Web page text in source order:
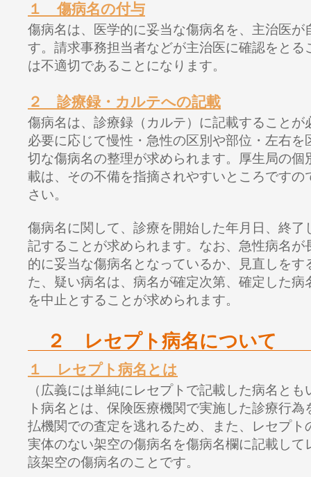
１ 傷病名の付与
傷病名は、医学的に妥当な傷病名を、主治医
す。請求事務担当者などが主治医に確認をと
は不適切であることになります。
２ 診療録・カルテへの記載
傷病名は、診療録（カルテ）に記載すること
必要に応じて慢性・急性の区別や部位・左右
切な傷病名の整理が求められます。厚生局の
載は、その不備を指摘されやすいところです
さい。
傷病名に関して、診療を開始した年月日、終
記することが求められます。なお、急性病名
的に妥当な傷病名となっているか、見直しを
た、疑い病名は、病名が確定次第、確定した
を中止とすることが求められます。
２ レセプト病名について
１ レセプト病名とは
（広義には単純にレセプトで記載した病名と
ト病名とは、保険医療機関で実施した診療行
払機関での査定を逃れるため、また、レセプ
実体のない架空の傷病名を傷病名欄に記載し
該架空の傷病名のことです。